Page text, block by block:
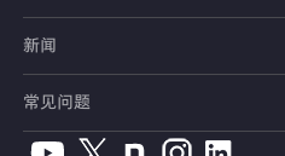
钢筋计
人体假人传感器
校验器
交通系统（铁路）
汽车用测量系统
电桥盒
电缆・接头
附件
停产产品一览
销售网络
常见问题
使用说明书
CAD数据
展览会
新闻
常见问题